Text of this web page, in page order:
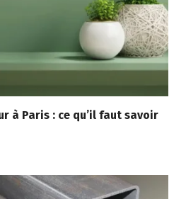
à Paris : ce qu’il faut savoir